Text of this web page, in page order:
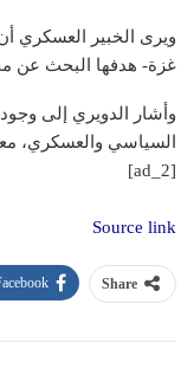
ويرى الخبير العسكري
غزة- هدفها البحث عن
وأشار الدويري إلى
السياسي والعسكري،
[ad_2]
Source link
Share